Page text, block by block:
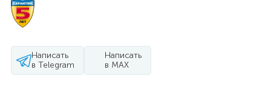
Написать
в Telegram
Написать
в MAX